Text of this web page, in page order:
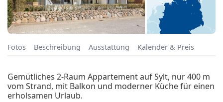
Fotos Beschreibung Ausstattung Kalender & Preis
Gemütliches 2-Raum Appartement auf Sylt, nur 400 m
vom Strand, mit Balkon und moderner Küche für einen
erholsamen Urlaub.